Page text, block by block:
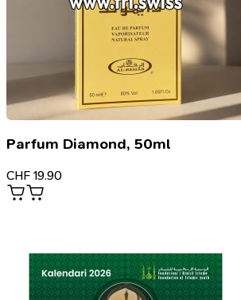
Parfum Diamond, 50ml
CHF 19.90